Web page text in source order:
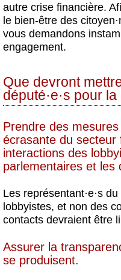
autre crise financière.
le bien-être des citoyen·
vous demandons
engagement.
Que devront
député·e·s pour la
Prendre des
écrasante du secteur
interactions des
parlementaires et les
Les représentant·e·s du
lobbyistes, et non des
contacts devraient être
Assurer la
se produisent.